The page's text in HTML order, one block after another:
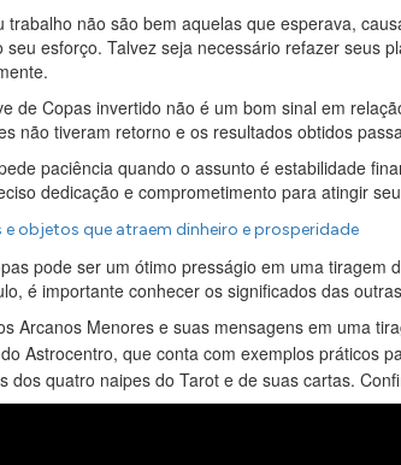
trabalho não são bem aquelas que esperava,
esforço. Talvez seja necessário refazer seus
de Copas invertido não é um bom sinal em
não tiveram retorno e os resultados obtidos
paciência quando o assunto é estabilidade
dedicação e comprometimento para atingir
e objetos que atraem dinheiro e prosperidade
pode ser um ótimo presságio em uma tiragem
é importante conhecer os significados das
Arcanos Menores e suas mensagens em uma
Astrocentro, que conta com exemplos práticos
dos quatro naipes do Tarot e de suas cartas.